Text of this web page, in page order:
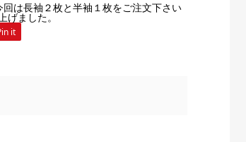
は長袖２枚と半袖１枚をご注文下さい
ました。
it